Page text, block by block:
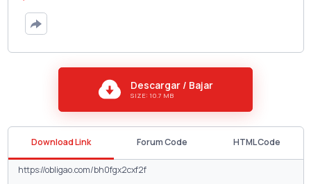
Descargar / Bajar
SIZE: 10.7 MB
Download Link Forum Code HTML Code